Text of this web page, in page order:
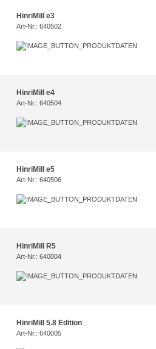
HinriMill e3
Art-Nr.: 640502
HinriMill e4
Art-Nr.: 640504
HinriMill e5
Art-Nr.: 640506
HinriMill R5
Art-Nr.: 640004
HinriMill 5.8 Edition
Art-Nr.: 640005